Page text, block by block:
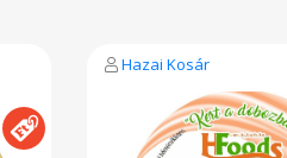
Hazai Kosár